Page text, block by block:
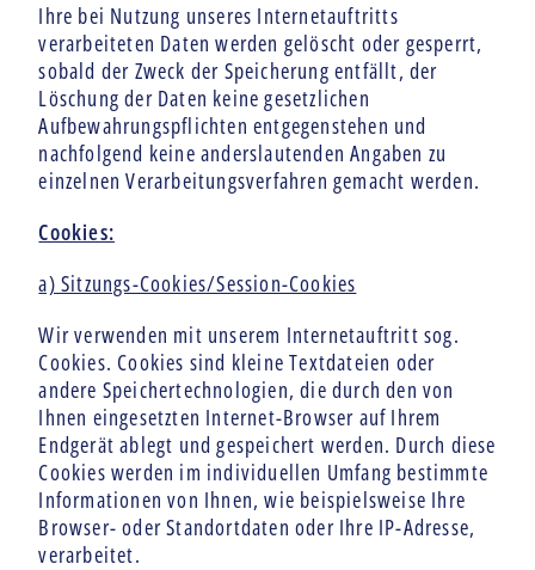
Ihre bei Nutzung unseres Internetauftritts
verarbeiteten Daten werden gelöscht oder gesperrt,
sobald der Zweck der Speicherung entfällt, der
Löschung der Daten keine gesetzlichen
Aufbewahrungspflichten entgegenstehen und
nachfolgend keine anderslautenden Angaben zu
einzelnen Verarbeitungsverfahren gemacht werden.
Cookies:
a) Sitzungs-Cookies/Session-Cookies
Wir verwenden mit unserem Internetauftritt sog.
Cookies. Cookies sind kleine Textdateien oder
andere Speichertechnologien, die durch den von
Ihnen eingesetzten Internet-Browser auf Ihrem
Endgerät ablegt und gespeichert werden. Durch diese
Cookies werden im individuellen Umfang bestimmte
Informationen von Ihnen, wie beispielsweise Ihre
Browser- oder Standortdaten oder Ihre IP-Adresse,
verarbeitet.